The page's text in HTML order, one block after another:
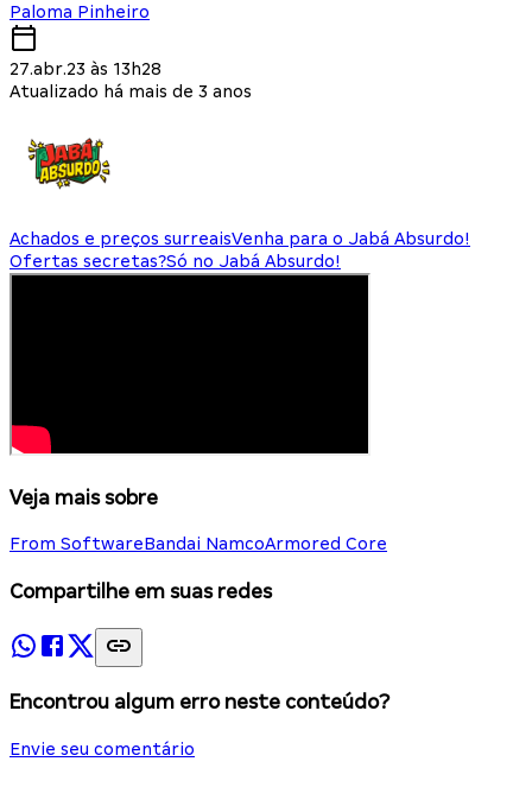
Paloma Pinheiro
27.abr.23 às 13h28
Atualizado há mais de 3 anos
Achados e preços surreaisVenha para o Jabá Absurdo!
Ofertas secretas?Só no Jabá Absurdo!
Veja mais sobre
From SoftwareBandai NamcoArmored Core
Compartilhe em suas redes
Encontrou algum erro neste conteúdo?
Envie seu comentário